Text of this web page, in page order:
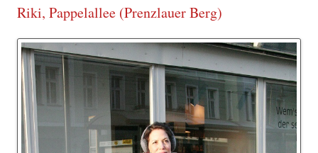
Riki, Pappelallee (Prenzlauer Berg)